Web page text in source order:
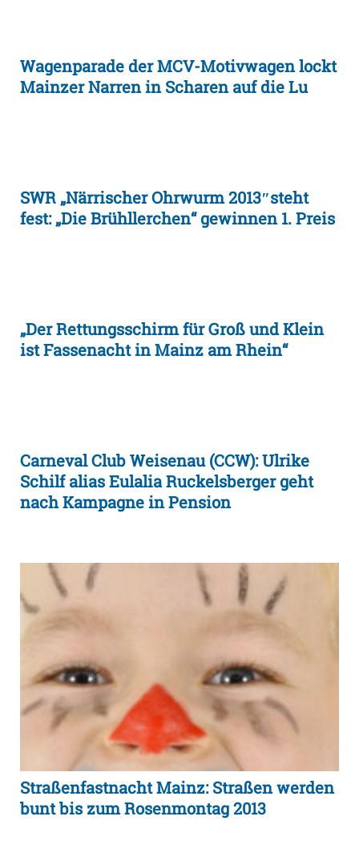
Wagenparade der MCV-Motivwagen lockt
Mainzer Narren in Scharen auf die Lu
SWR „Närrischer Ohrwurm 2013″steht
fest: „Die Brühllerchen“ gewinnen 1. Preis
„Der Rettungsschirm für Groß und Klein
ist Fassenacht in Mainz am Rhein“
Carneval Club Weisenau (CCW): Ulrike
Schilf alias Eulalia Ruckelsberger geht
nach Kampagne in Pension
Straßenfastnacht Mainz: Straßen werden
bunt bis zum Rosenmontag 2013